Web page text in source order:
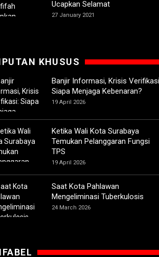
Ucapkan Selamat
27 January 2021
KHUSUS
Banjir Informasi, Krisis
Siapa Menjaga Kebenaran?
19 April 2026
Ketika Wali Kota Surabaya
Temukan Pelanggaran Fungsi
TPS
19 April 2026
Saat Kota Pahlawan
Mengeliminasi Tuberkulosis
24 March 2026